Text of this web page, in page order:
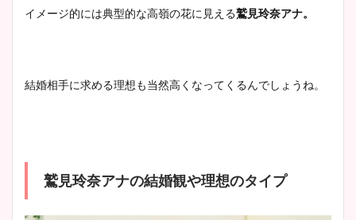
肉も凄い！
鈴木唯の太ってた時の体重が
イメージ的には典型的な高嶺の花に見える鷲見玲奈アナ。
結婚相手に求める理想も当然高くなってくるんでしょうね。
鷲見玲奈アナの結婚観や理想のタイプ